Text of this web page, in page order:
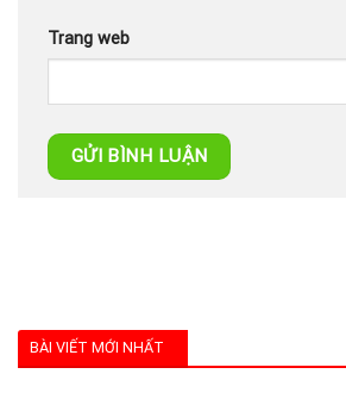
Trang web
BÀI VIẾT MỚI NHẤT